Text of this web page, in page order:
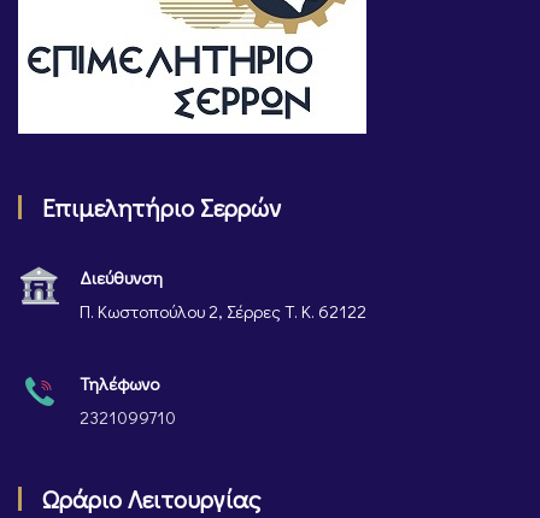
Επιμελητήριο Σερρών
Διεύθυνση
Π. Κωστοπούλου 2, Σέρρες Τ. Κ. 62122
Τηλέφωνο
2321099710
Ωράριο Λειτουργίας